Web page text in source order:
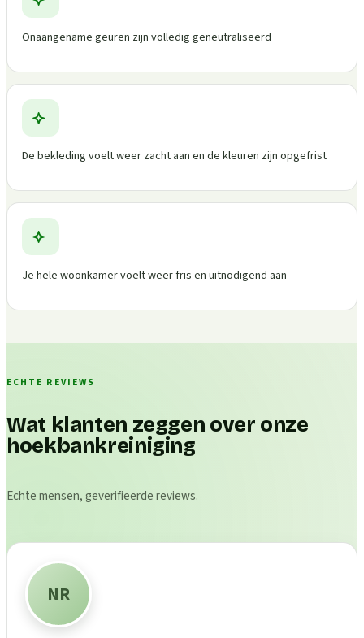
Onaangename geuren zijn volledig geneutraliseerd
De bekleding voelt weer zacht aan en de kleuren zijn opgefrist
Je hele woonkamer voelt weer fris en uitnodigend aan
ECHTE REVIEWS
Wat klanten zeggen over onze
hoekbankreiniging
Echte mensen, geverifieerde reviews.
NR